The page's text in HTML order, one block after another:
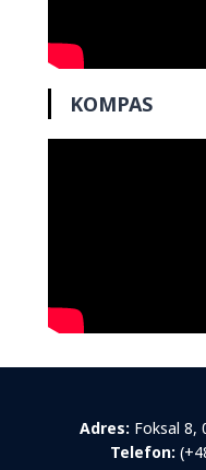
KOMPAS
Adres: Foksal 8,
Telefon: